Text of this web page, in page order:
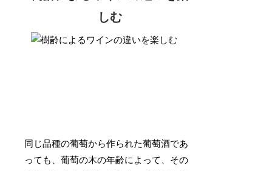
しむ
同じ品種の葡萄から作られた葡萄酒であ
っても、葡萄の木の年齢によって、その